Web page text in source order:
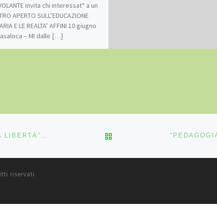
invita chi interessat* a un
APERTO SULL’EDUCAZIONE
E LE REALTA’ AFFINI 10 giugno
– MI dalle […]
“MAGGIO 2015 – MUOVIAMOCI! APPRENDERE NELLA LIBERTÀ” GRUPPO “PISSACANI” PADOVA RITORNA ALLA LISTA
riservati